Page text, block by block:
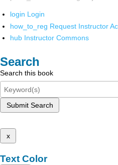
login Login
how_to_reg Request Instructor
hub Instructor Commons
Search
Search this book
Submit Search
x
Text Color